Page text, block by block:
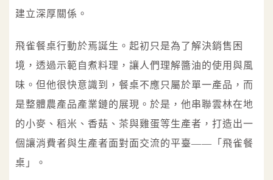
建立深厚關係。
飛雀餐桌行動於焉誕生。起初只是為了解決銷售困
境，透過示範自煮料理，讓人們理解醬油的使用與風
味。但他很快意識到，餐桌不應只屬於單一產品，而
是整體農產品產業鏈的展現。於是，他串聯雲林在地
的小麥、稻米、香菇、茶與雞蛋等生產者，打造出一
個讓消費者與生產者面對面交流的平臺——「飛雀餐
桌」。